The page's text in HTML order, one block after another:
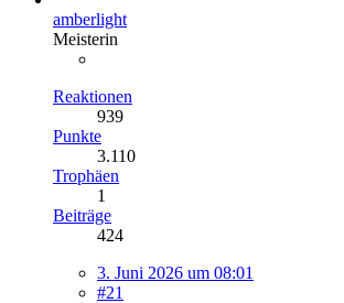
amberlight
Meisterin
Reaktionen
939
Punkte
3.110
Trophäen
1
Beiträge
424
3. Juni 2026 um 08:01
#21